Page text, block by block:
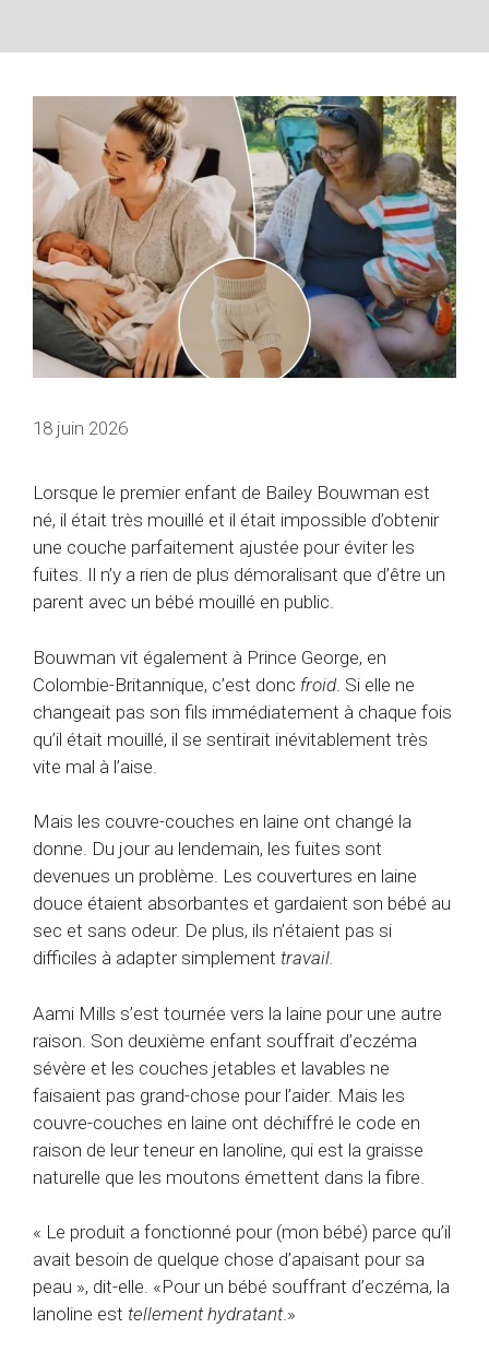
18 juin 2026
Lorsque le premier enfant de Bailey Bouwman est
né, il était très mouillé et il était impossible d’obtenir
une couche parfaitement ajustée pour éviter les
fuites. Il n’y a rien de plus démoralisant que d’être un
parent avec un bébé mouillé en public.
Bouwman vit également à Prince George, en
Colombie-Britannique, c’est donc froid. Si elle ne
changeait pas son fils immédiatement à chaque fois
qu’il était mouillé, il se sentirait inévitablement très
vite mal à l’aise.
Mais les couvre-couches en laine ont changé la
donne. Du jour au lendemain, les fuites sont
devenues un problème. Les couvertures en laine
douce étaient absorbantes et gardaient son bébé au
sec et sans odeur. De plus, ils n’étaient pas si
difficiles à adapter simplement travail.
Aami Mills s’est tournée vers la laine pour une autre
raison. Son deuxième enfant souffrait d’eczéma
sévère et les couches jetables et lavables ne
faisaient pas grand-chose pour l’aider. Mais les
couvre-couches en laine ont déchiffré le code en
raison de leur teneur en lanoline, qui est la graisse
naturelle que les moutons émettent dans la fibre.
« Le produit a fonctionné pour (mon bébé) parce qu’il
avait besoin de quelque chose d’apaisant pour sa
peau », dit-elle. «Pour un bébé souffrant d’eczéma, la
lanoline est tellement hydratant.»